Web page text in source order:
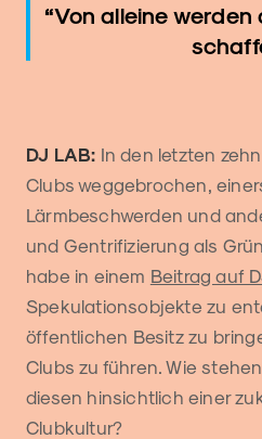
“Von alleine
DJ LAB: In den letzten
Clubs weggebrochen,
Lärmbeschwerden und
und Gentrifizierung als
habe in einem Beitrag auf
Spekulationsobjekte zu
öffentlichen Besitz zu
Clubs zu führen. Wie
diesen hinsichtlich einer
Clubkultur?